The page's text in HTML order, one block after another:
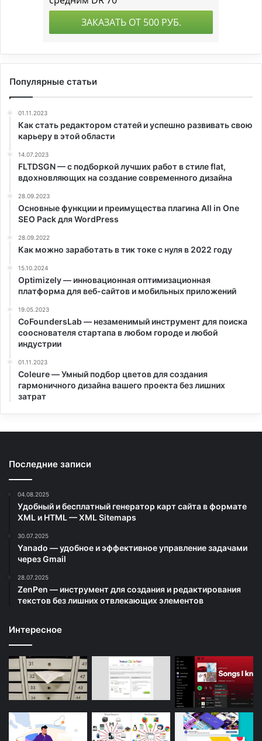
Популярные статьи
01.11.2023
Как стать редактором статей и успешно развивать свою
карьеру в этой области
14.07.2023
FLTDSGN — с подборкой лучших работ в стиле flat,
вдохновляющих на создание современного дизайна
28.09.2023
Основные функции и преимущества плагина All in One
SEO Pack для WordPress
28.09.2022
Как можно заработать в тик токе с нуля в 2022 году
15.10.2024
Optimizely — инновационная оптимизационная
платформа для веб-сайтов и мобильных приложений
19.05.2023
CoFoundersLab — незаменимый инструмент для поиска
сооснователя стартапа в любом городе и любой
индустрии
01.11.2023
Coleure — Умный подбор цветов для создания
гармоничного дизайна вашего проекта без лишних
затрат
Последние записи
04.08.2025
Удобный и бесплатный генератор карт сайта в формате
XML и HTML — XML Sitemaps
30.07.2025
Yanado — удобное и эффективное управление задачами
через Gmail
28.07.2025
ZenPen — инструмент для создания и редактирования
текстов без лишних отвлекающих элементов
Интересное